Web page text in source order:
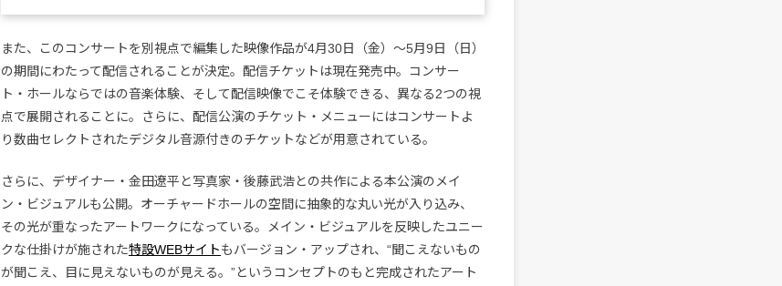
また、このコンサートを別視点で編集した映像作品が4月30日（金）～5月9日（日）
の期間にわたって配信されることが決定。配信チケットは現在発売中。コンサー
ト・ホールならではの音楽体験、そして配信映像でこそ体験できる、異なる2つの視
点で展開されることに。さらに、配信公演のチケット・メニューにはコンサートよ
り数曲セレクトされたデジタル音源付きのチケットなどが用意されている。
さらに、デザイナー・金田遼平と写真家・後藤武浩との共作による本公演のメイ
ン・ビジュアルも公開。オーチャードホールの空間に抽象的な丸い光が入り込み、
その光が重なったアートワークになっている。メイン・ビジュアルを反映したユニー
クな仕掛けが施された特設WEBサイトもバージョン・アップされ、“聞こえないもの
が聞こえ、目に見えないものが見える。”というコンセプトのもと完成されたアート